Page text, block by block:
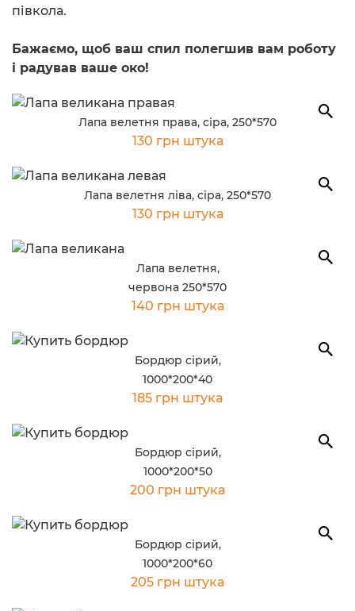
півкола.
Бажаємо, щоб ваш спил полегшив вам роботу
і радував ваше око!
Лапа велетня права, сіра, 250*570
130 грн штука
Лапа велетня ліва, сіра, 250*570
130 грн штука
Лапа велетня,
червона 250*570
140 грн штука
Бордюр сірий,
1000*200*40
185 грн штука
Бордюр сірий,
1000*200*50
200 грн штука
Бордюр сірий,
1000*200*60
205 грн штука